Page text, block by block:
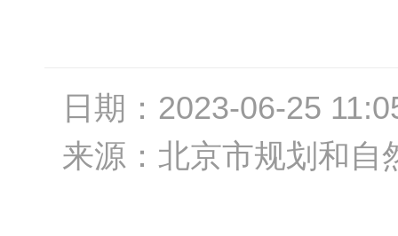
日期： 2023-06-25
来源： 北京市规划和自